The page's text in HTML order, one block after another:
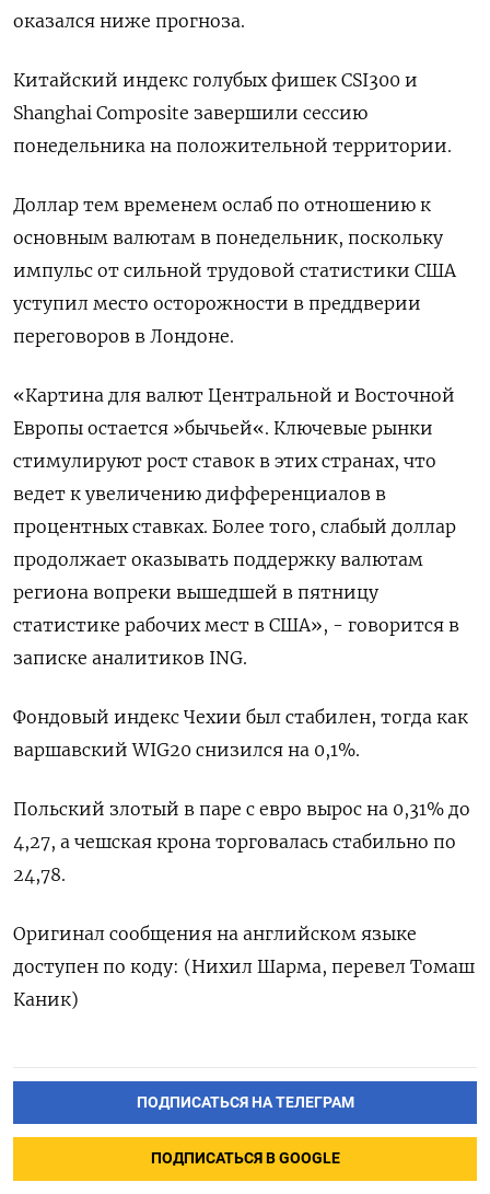
оказался ниже прогноза.
Китайский индекс голубых фишек CSI300 и
Shanghai Composite завершили сессию
понедельника на положительной территории.
Доллар тем временем ослаб по отношению к
основным валютам в понедельник, поскольку
импульс от сильной трудовой статистики США
уступил место осторожности в преддверии
переговоров в Лондоне.
«Картина для валют Центральной и Восточной
Европы остается »бычьей«. Ключевые рынки
стимулируют рост ставок в этих странах, что
ведет к увеличению дифференциалов в
процентных ставках. Более того, слабый доллар
продолжает оказывать поддержку валютам
региона вопреки вышедшей в пятницу
статистике рабочих мест в США», - говорится в
записке аналитиков ING.
Фондовый индекс Чехии был стабилен, тогда как
варшавский WIG20 снизился на 0,1%.
Польский злотый в паре с евро вырос на 0,31% до
4,27, а чешская крона торговалась стабильно по
24,78.
Оригинал сообщения на английском языке
доступен по коду: (Нихил Шарма, перевел Томаш
Каник)
ПОДПИСАТЬСЯ НА ТЕЛЕГРАМ
ПОДПИСАТЬСЯ В GOOGLE